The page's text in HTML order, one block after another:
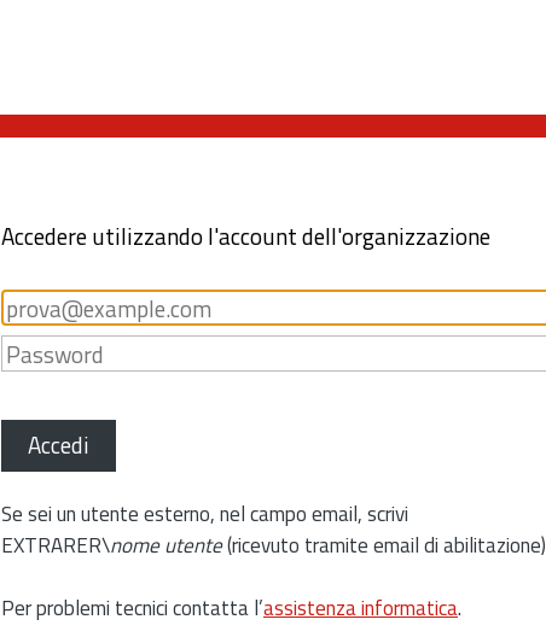
Accedere utilizzando l'account dell'organizzazione
Accedi
Se sei un utente esterno, nel campo email, scrivi
EXTRARER\nome utente(ricevuto tramite email di abilitazione)
Per problemi tecnici contatta l’assistenza informatica.